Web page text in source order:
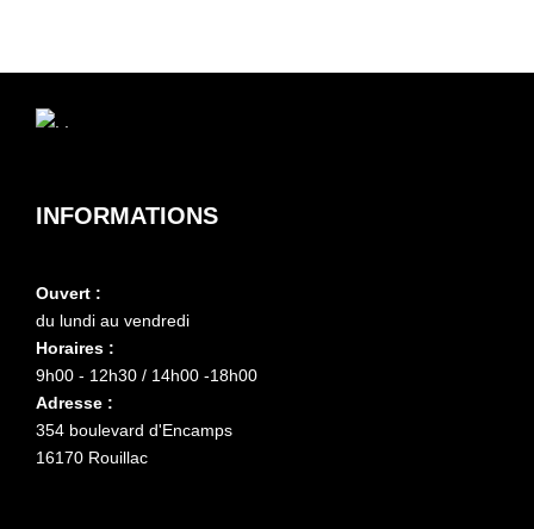
INFORMATIONS
Ouvert :
du lundi au vendredi
Horaires :
9h00 - 12h30 / 14h00 -18h00
Adresse :
354 boulevard d'Encamps
16170 Rouillac